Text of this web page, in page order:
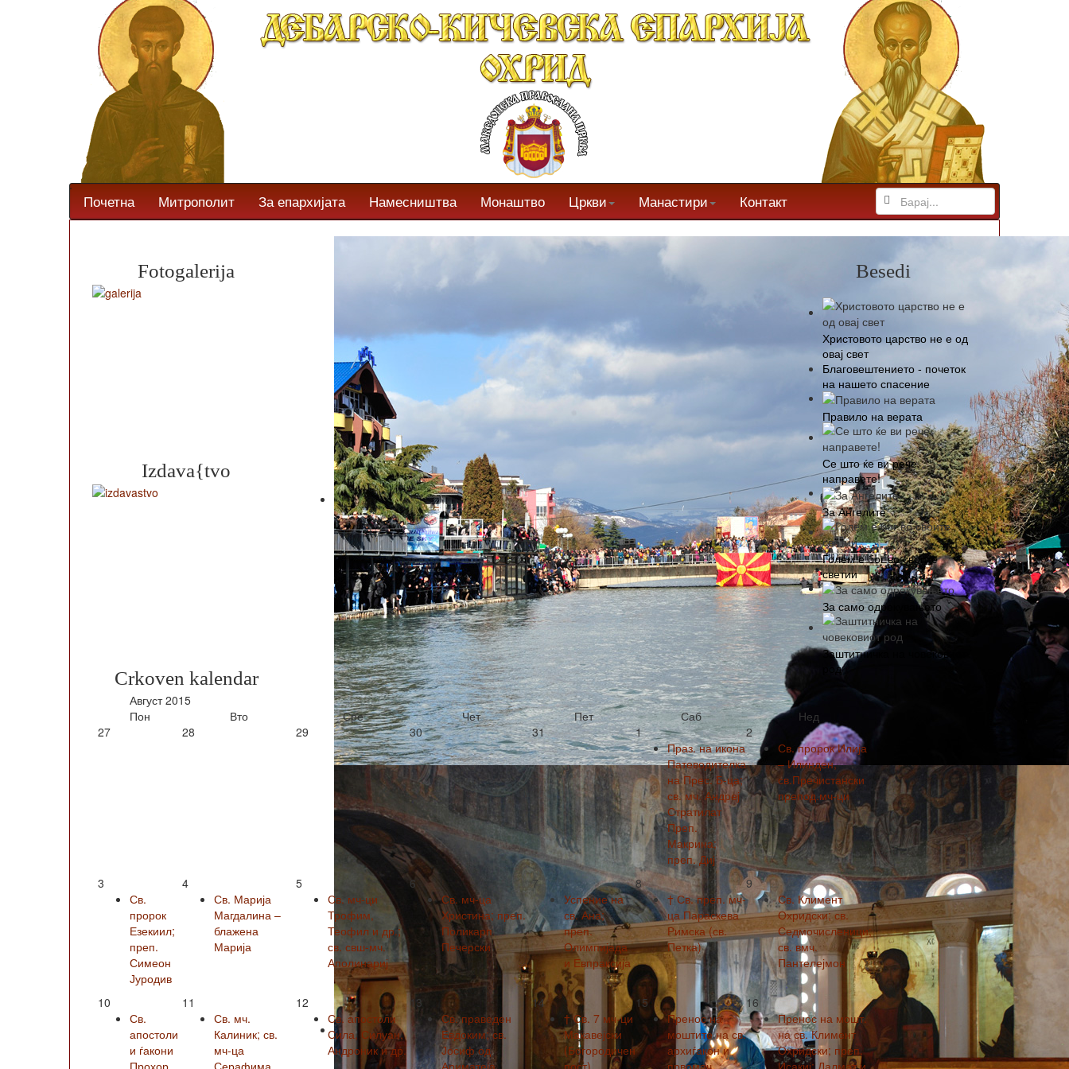
Почетна Митрополит За епархијата Намесништва Монаштво Цркви Манастири Контакт
Fotogalerija
Izdava{tvo
Crkoven kalendar
Август 2015
Пон
Вто Сре Чет Пет Саб
Нед
27
28 29 30 31
1
Праз. на икона
Патеводителка
на Прес. Б-ца;
св. мч. Андреј
Стратилат
Преп.
Макрина;
преп. Диј
2
Св. пророк Илија
– Илинден,
св.Пречистански
препод.мч-ци
3
Св.
пророк
Езекиил;
преп.
Симеон
Јуродив
4
Св. Марија
Магдалина –
блажена
Марија
5
Св. мч-ци
Трофим,
Теофил и др.;
св. свш-мч.
Аполинариј
6
Св. мч-ца
Христина; преп.
Поликарп
Печерски
7
Успение на
св. Ана;
преп.
Олимпијада
и Евпраксија
8
† Св. преп. мч-
ца Параскева
Римска (св.
Петка)
9
Св. Климент
Охридски; св.
Седмочисленици;
св. вмч.
Пантелејмон
10
Св.
апостоли
и ѓакони
Прохор,
11
Св. мч.
Калиник; св.
мч-ца
Серафима
12
Св. апостоли
Сила, Силуан,
Андроник и др.
13
Св. праведен
Евдоким; св.
Јосиф од
Ариматеја
14
† Св. 7 мч-ци
Макавејски
(Богородичен
пост)
15
Пренос на
моштите на св.
архиѓакон и
првомач.
16
Пренос на мошт.
на св. Климент
Охридски; преп.
Исакиј; Далмат и
Besedi
Христовото царство не е од
овај свет
Благовештението - почеток
на нашето спасение
Правило на верата
Се што ќе ви рече,
направете!
За Ангелите
Голем е бог во своите
светии
За само одрекувањето
Заштитничка на човековиот
род